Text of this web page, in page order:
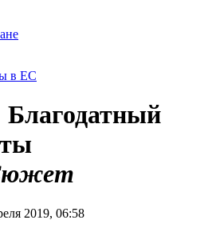
в ЕС
Благодатный
2019, 06:58